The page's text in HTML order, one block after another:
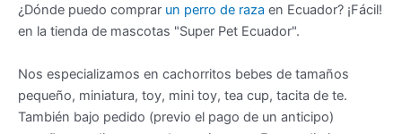
¿Dónde puedo comprar un perro de raza en Ecuador? ¡Fácil!
en la tienda de mascotas "Super Pet Ecuador".
Nos especializamos en cachorritos bebes de tamaños
pequeño, miniatura, toy, mini toy, tea cup, tacita de te.
También bajo pedido (previo el pago de un anticipo)